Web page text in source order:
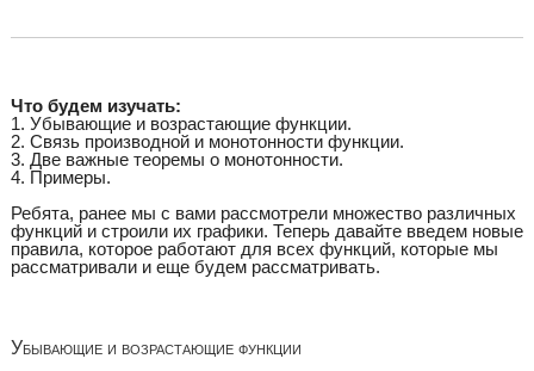
Что будем изучать:
1. Убывающие и возрастающие функции.
2. Связь производной и монотонности функции.
3. Две важные теоремы о монотонности.
4. Примеры.
Ребята, ранее мы с вами рассмотрели множество различных
функций и строили их графики. Теперь давайте введем новые
правила, которое работают для всех функций, которые мы
рассматривали и еще будем рассматривать.
Убывающие и возрастающие функции